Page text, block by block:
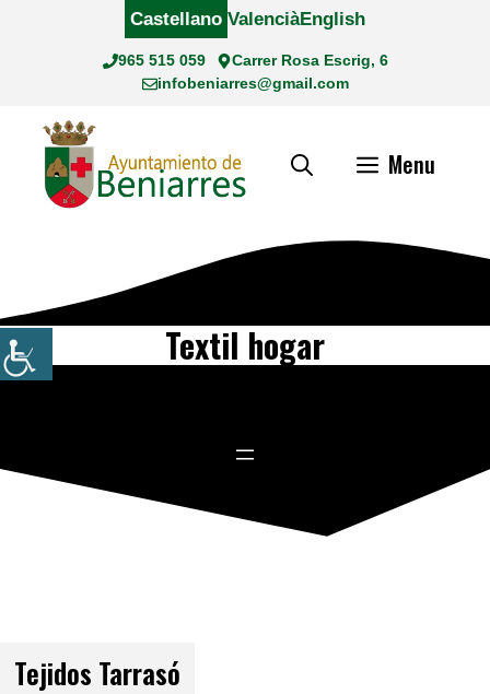
965 515 059
Carrer Rosa Escrig, 6
infobeniarres@gmail.com
Castellano ValenciàEnglish
Menu
Textil hogar
Tejidos Tarrasó